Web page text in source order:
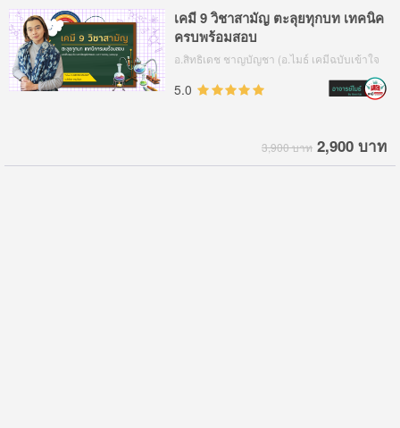
เคมี 9 วิชาสามัญ ตะลุยทุกบท เทคนิค
ครบพร้อมสอบ
อ.สิทธิเดช ชาญบัญชา (อ.ไมธ์ เคมีฉบับเข้าใจ
5.0
3,900 บาท 2,900 บาท